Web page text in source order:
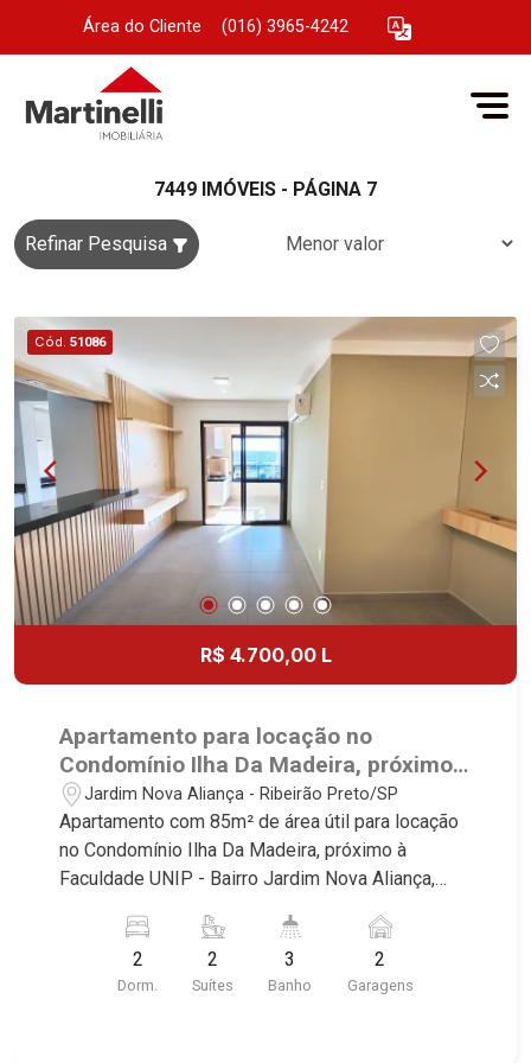
Área do Cliente (016) 3965-4242
7449 IMÓVEIS - PÁGINA 7
Refinar Pesquisa
Cód. 51086
R$ 4.700,00 L
Apartamento para locação no
Condomínio Ilha Da Madeira, próximo
à Faculdade UNIP - Ribeirão Preto/SP.
Jardim Nova Aliança - Ribeirão Preto/SP
Apartamento com 85m² de área útil para locação
no Condomínio Ilha Da Madeira, próximo à
Faculdade UNIP - Bairro Jardim Nova Aliança,
deste imóvel que a Martinelli Imobiliária
selecionou para você: - 85m² de área útil - 2
suítes com armários e ar-condicionado - Lavabo -
2
Dorm.
2
Suítes
3
Banho
2
Garagens